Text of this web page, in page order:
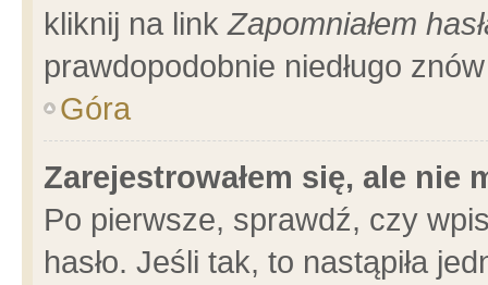
kliknij na linkZapomniałem
prawdopodobnie niedługo
Góra
Zarejestrowałem się, ale nie
Po pierwsze, sprawdź, czy
hasło. Jeśli tak, to nastąpiła